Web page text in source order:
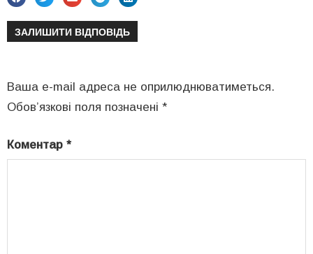
ЗАЛИШИТИ ВІДПОВІДЬ
Ваша e-mail адреса не оприлюднюватиметься.
Обов’язкові поля позначені *
Коментар *